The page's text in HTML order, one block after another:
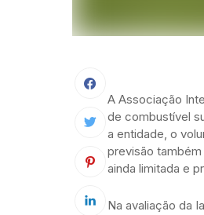
A Associação
de combustível
a entidade, o
previsão
ainda limitada e
Na avaliação da